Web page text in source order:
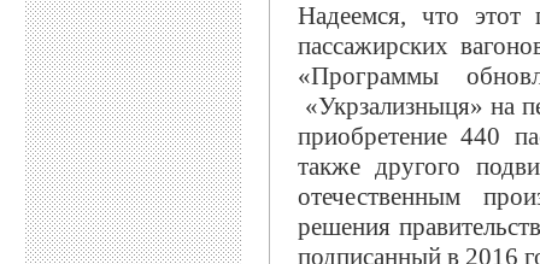
Надеемся, что
пассажирских
«Программы
«Укрзализныця» на
приобретение 440
также другого
отечественным
решения
подписанный в 2016